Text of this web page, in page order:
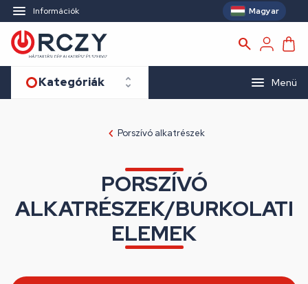
Információk Magyar
Kategóriák Menü
Porszívó alkatrészek
PORSZÍVÓ
ALKATRÉSZEK/BURKOLATI
ELEMEK